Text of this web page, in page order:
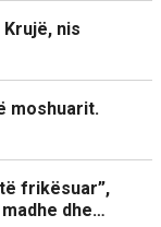
nis
moshuarit.
frikësuar”,
dhe…